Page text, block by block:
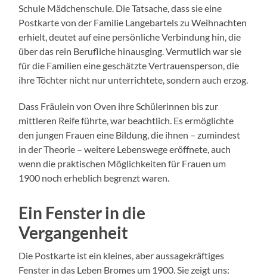
Schule Mädchenschule. Die Tatsache, dass sie eine
Postkarte von der Familie Langebartels zu Weihnachten
erhielt, deutet auf eine persönliche Verbindung hin, die
über das rein Berufliche hinausging. Vermutlich war sie
für die Familien eine geschätzte Vertrauensperson, die
ihre Töchter nicht nur unterrichtete, sondern auch erzog.
Dass Fräulein von Oven ihre Schülerinnen bis zur
mittleren Reife führte, war beachtlich. Es ermöglichte
den jungen Frauen eine Bildung, die ihnen – zumindest
in der Theorie – weitere Lebenswege eröffnete, auch
wenn die praktischen Möglichkeiten für Frauen um
1900 noch erheblich begrenzt waren.
Ein Fenster in die
Vergangenheit
Die Postkarte ist ein kleines, aber aussagekräftiges
Fenster in das Leben Bromes um 1900. Sie zeigt uns: